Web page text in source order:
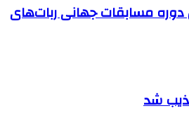
دوره مسابقات جهانی ربات‌های